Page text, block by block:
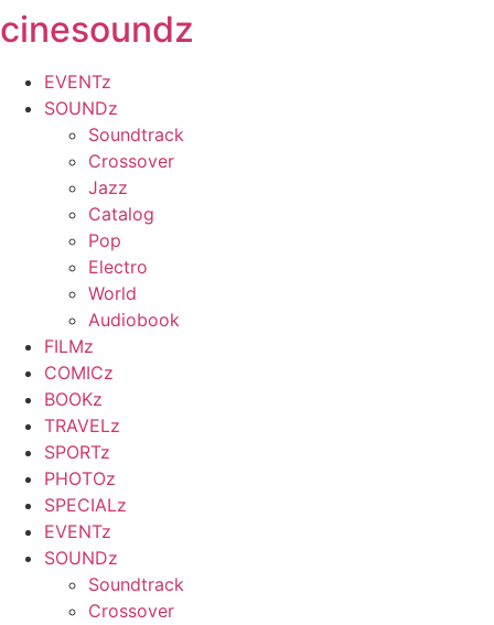
Zum
Inhalt
springen
cinesoundz
EVENTz
SOUNDz
Soundtrack
Crossover
Jazz
Catalog
Pop
Electro
World
Audiobook
FILMz
COMICz
BOOKz
TRAVELz
SPORTz
PHOTOz
SPECIALz
EVENTz
SOUNDz
Soundtrack
Crossover